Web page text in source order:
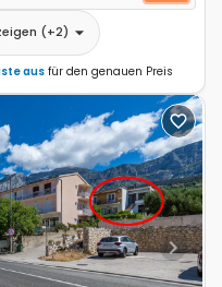
(+2)
aus für den genauen Preis
Next